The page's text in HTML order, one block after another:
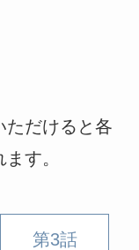
ただけると各
す。
第3話